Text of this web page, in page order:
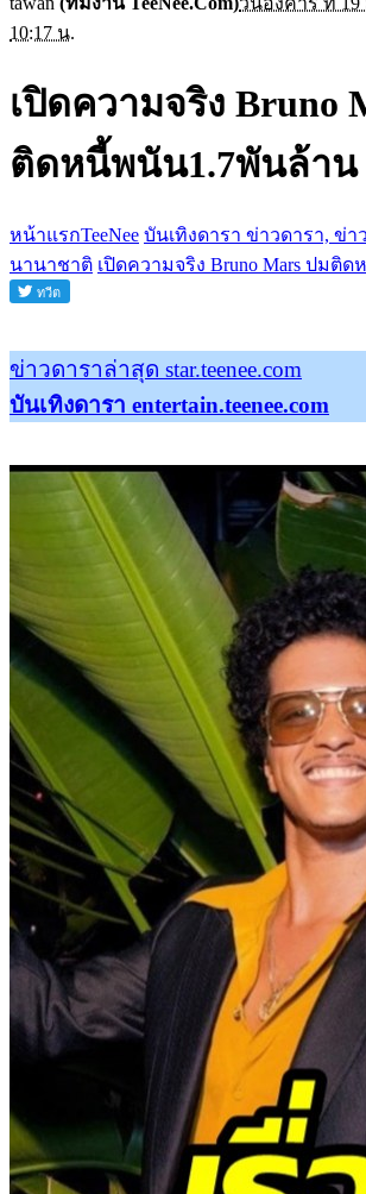
10:17 น.
เปิดความจริง Bruno
ติดหนี้พนัน1.7พันล้าน
หน้าแรกTeeNee บันเทิงดารา ข่าวดารา, ข่า
นานาชาติ เปิดความจริง Bruno Mars ปมติ
ข่าวดาราล่าสุด star.teenee.com
บันเทิงดารา entertain.teenee.com